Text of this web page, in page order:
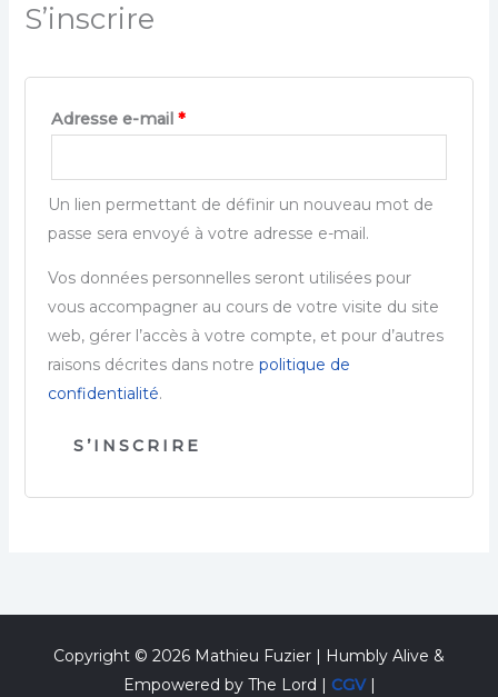
S’inscrire
Adresse e-mail *
Un lien permettant de définir un nouveau mot de
passe sera envoyé à votre adresse e-mail.
Vos données personnelles seront utilisées pour
vous accompagner au cours de votre visite du site
web, gérer l’accès à votre compte, et pour d’autres
raisons décrites dans notre politique de
confidentialité.
S’INSCRIRE
Copyright © 2026 Mathieu Fuzier | Humbly Alive &
Empowered by The Lord | CGV|